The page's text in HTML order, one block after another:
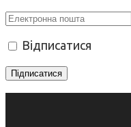
Відписатися